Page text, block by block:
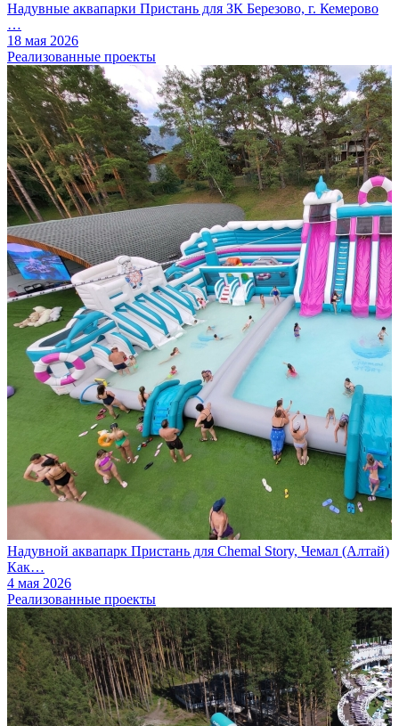
Надувные аквапарки Пристань для ЗК Березово, г. Кемерово
…
18 мая 2026
Реализованные проекты
Надувной аквапарк Пристань для Chemal Story, Чемал (Алтай)
Как…
4 мая 2026
Реализованные проекты